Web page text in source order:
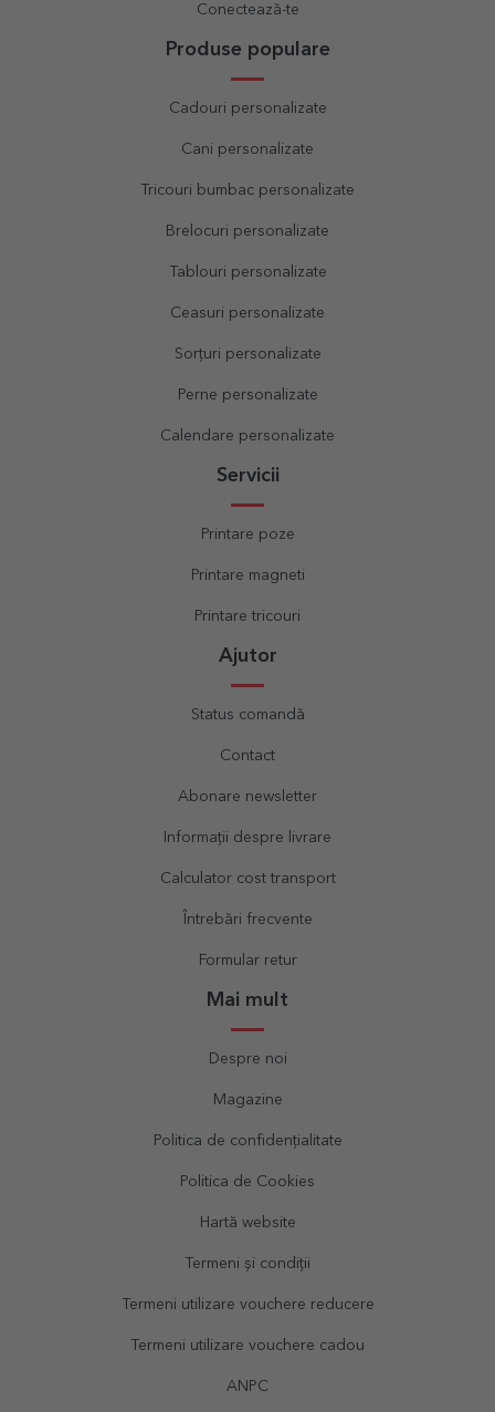
Conectează-te
Produse populare
Cadouri personalizate
Cani personalizate
Tricouri bumbac personalizate
Brelocuri personalizate
Tablouri personalizate
Ceasuri personalizate
Sorțuri personalizate
Perne personalizate
Calendare personalizate
Servicii
Printare poze
Printare magneti
Printare tricouri
Ajutor
Status comandă
Contact
Abonare newsletter
Informații despre livrare
Calculator cost transport
Întrebări frecvente
Formular retur
Mai mult
Despre noi
Magazine
Politica de confidențialitate
Politica de Cookies
Hartă website
Termeni și condiții
Termeni utilizare vouchere reducere
Termeni utilizare vouchere cadou
ANPC